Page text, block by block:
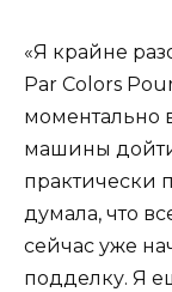
«Я крайне
Par Colors
моментально
машины
практически
думала, что
сейчас уже
подделку. Я